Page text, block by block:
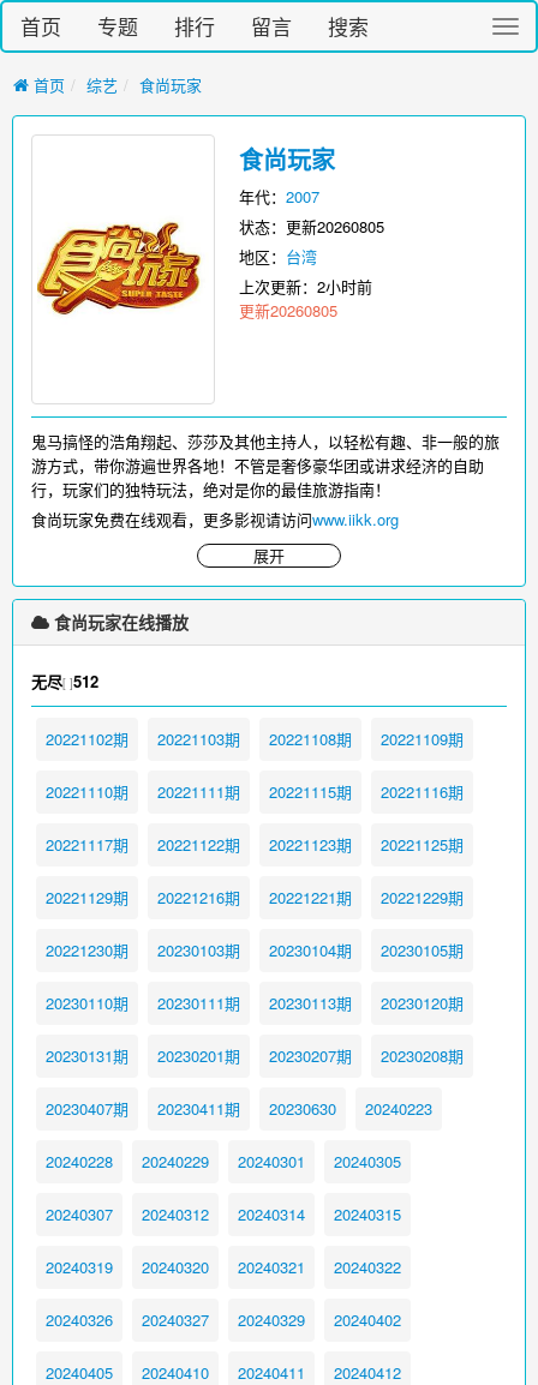
切
换
首页 专题 排行 留言 搜索
首页 综艺 食尚玩家
食尚玩家
年代：2007
状态：更新20260805
地区： 台湾
上次更新：2小时前
更新20260805
展开
鬼马搞怪的浩角翔起、莎莎及其他主持人，以轻松有趣、非一般的旅
游方式，带你游遍世界各地！不管是奢侈豪华团或讲求经济的自助
行，玩家们的独特玩法，绝对是你的最佳旅游指南！
食尚玩家免费在线观看，更多影视请访问www.iikk.org
食尚玩家在线播放
无尽[ ]512
20221102期 20221103期 20221108期 20221109期
20221110期 20221111期 20221115期 20221116期
20221117期 20221122期 20221123期 20221125期
20221129期 20221216期 20221221期 20221229期
20221230期 20230103期 20230104期 20230105期
20230110期 20230111期 20230113期 20230120期
20230131期 20230201期 20230207期 20230208期
20230407期 20230411期 20230630 20240223
20240228 20240229 20240301 20240305
20240307 20240312 20240314 20240315
20240319 20240320 20240321 20240322
20240326 20240327 20240329 20240402
20240405 20240410 20240411 20240412